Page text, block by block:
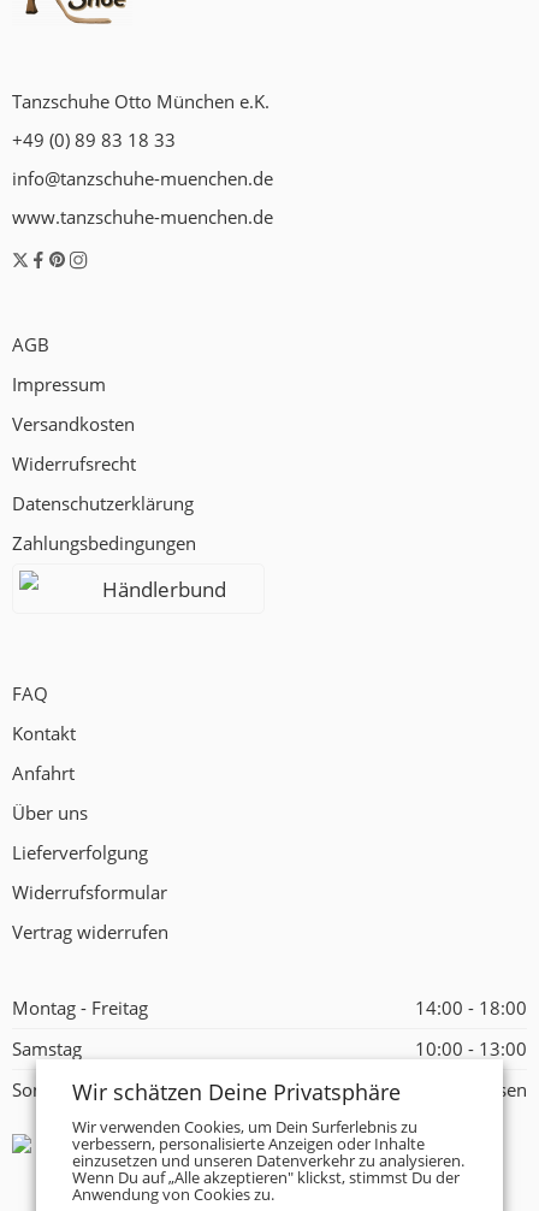
Tanzschuhe Otto München e.K.
+49 (0) 89 83 18 33
info@tanzschuhe-muenchen.de
www.tanzschuhe-muenchen.de
AGB
Impressum
Versandkosten
Widerrufsrecht
Datenschutzerklärung
Zahlungsbedingungen
Händlerbund
FAQ
Kontakt
Anfahrt
Über uns
Lieferverfolgung
Widerrufsformular
Vertrag widerrufen
Montag - Freitag
14:00 - 18:00
Samstag
10:00 - 13:00
Sonntag
Geschlossen
Wir schätzen Deine Privatsphäre
Wir verwenden Cookies, um Dein Surferlebnis zu
verbessern, personalisierte Anzeigen oder Inhalte
einzusetzen und unseren Datenverkehr zu analysieren.
Wenn Du auf „Alle akzeptieren" klickst, stimmst Du der
Anwendung von Cookies zu.